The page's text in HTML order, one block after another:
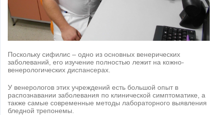
Поскольку сифилис – одно из основных венерических
заболеваний, его изучение полностью лежит на кожно-
венерологических диспансерах.
У венерологов этих учреждений есть большой опыт в
распознавании заболевания по клинической симптоматике, а
также самые современные методы лабораторного выявления
бледной трепонемы.